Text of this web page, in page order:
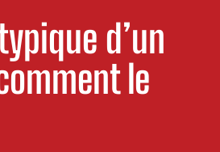
d’un
le